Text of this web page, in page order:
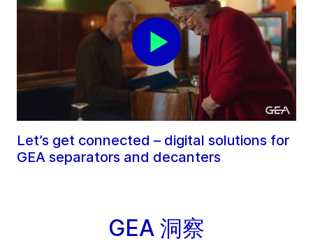
Let’s get connected – digital solutions for
GEA separators and decanters
GEA 洞察